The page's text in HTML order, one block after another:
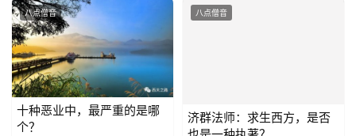
八点僧音
十种恶业中，最严重的是哪
个？
八点僧音
济群法师：求生西方，是否
也是一种执著？